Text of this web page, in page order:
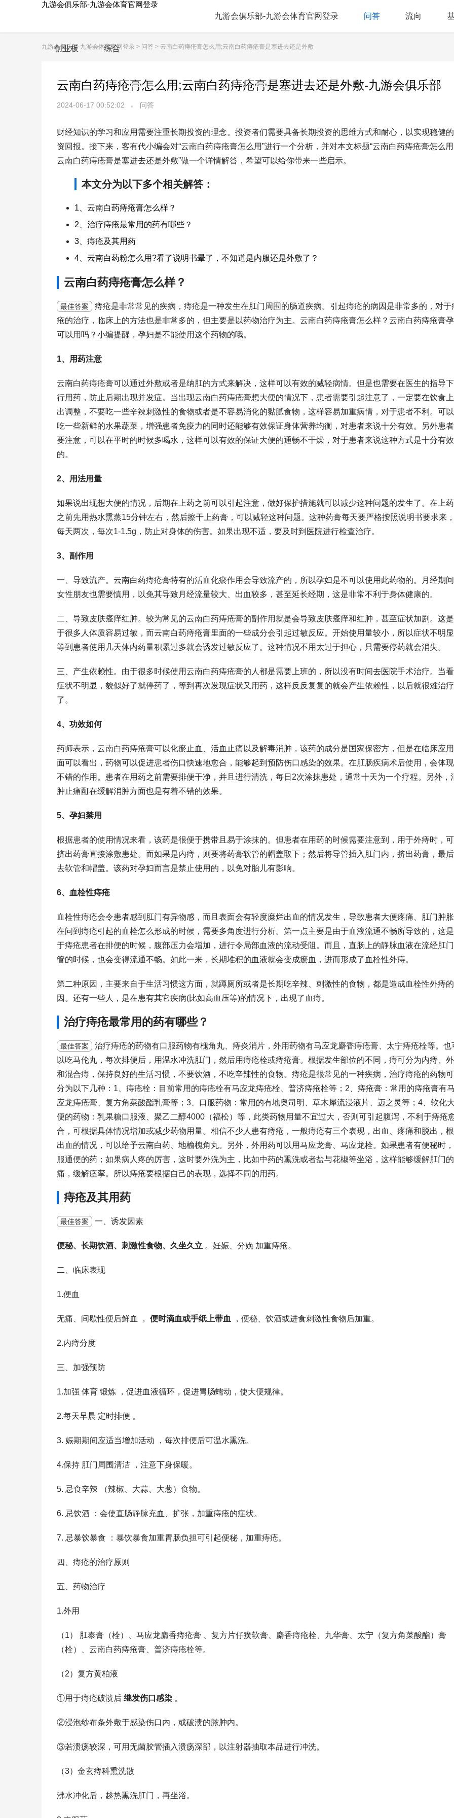
九游会俱乐部-九游会体育官网登录
九游会俱乐部-九游会体育官网登录
问答 流向
创业板 综合
九游会俱乐部-九游会体育官网登录 > 问答 > 云南白药痔疮膏怎么用;云南白药痔疮膏是塞进去还是外敷
云南白药痔疮膏怎么用;云南白药痔疮膏是塞进去还是外敷-九游会俱乐部
2024-06-17 00:52:02 问答
财经知识的学习和应用需要注重长期投资的理念。投资者们需要具备长期投资的思维方式和耐心，以实现稳健
资回报。接下来，客有代小编会对“云南白药痔疮膏怎么用”进行一个分析，并对本文标题“云南白药痔疮膏怎么
云南白药痔疮膏是塞进去还是外敷”做一个详情解答，希望可以给你带来一些启示。
本文分为以下多个相关解答：
1、云南白药痔疮膏怎么样？
2、治疗痔疮最常用的药有哪些？
3、痔疮及其用药
4、云南白药粉怎么用?看了说明书晕了，不知道是内服还是外敷了？
云南白药痔疮膏怎么样？
最佳答案
痔疮是非常常见的疾病，痔疮是一种发生在肛门周围的肠道疾病。引起痔疮的病因是非常多的，对于
疮的治疗，临床上的方法也是非常多的，但主要是以药物治疗为主。云南白药痔疮膏怎么样？云南白药痔疮膏
可以用吗？小编提醒，孕妇是不能使用这个药物的哦。
1、用药注意
云南白药痔疮膏可以通过外敷或者是纳肛的方式来解决，这样可以有效的减轻病情。但是也需要在医生的指导
行用药，防止后期出现并发症。当出现云南白药痔疮膏想大便的情况下，患者需要引起注意了，一定要在饮食
出调整，不要吃一些辛辣刺激性的食物或者是不容易消化的黏腻食物，这样容易加重病情，对于患者不利。可
吃一些新鲜的水果蔬菜，增强患者免疫力的同时还能够有效保证身体营养均衡，对患者来说十分有效。另外患
要注意，可以在平时的时候多喝水，这样可以有效的保证大便的通畅不干燥，对于患者来说这种方式是十分有效
的。
2、用法用量
如果说出现想大便的情况，后期在上药之前可以引起注意，做好保护措施就可以减少这种问题的发生了。在上
之前先用热水熏蒸15分钟左右，然后擦干上药膏，可以减轻这种问题。这种药膏每天要严格按照说明书要求来
每天两次，每次1-1.5g，防止对身体的伤害。如果出现不适，要及时到医院进行检查治疗。
3、副作用
一、导致流产。云南白药痔疮膏特有的活血化瘀作用会导致流产的，所以孕妇是不可以使用此药物的。月经期
女性朋友也需要慎用，以免其导致月经流量较大、出血较多，甚至延长经期，这是非常不利于身体健康的。
二、导致皮肤瘙痒红肿。较为常见的云南白药痔疮膏的副作用就是会导致皮肤瘙痒和红肿，甚至症状加剧。这
于很多人体质容易过敏，而云南白药痔疮膏里面的一些成分会引起过敏反应。开始使用量较小，所以症状不明
等到患者使用几天体内药量积累过多就会诱发过敏反应了。这种情况不用太过于担心，只需要停药就会消失。
三、产生依赖性。由于很多时候使用云南白药痔疮膏的人都是需要上班的，所以没有时间去医院手术治疗。当
症状不明显，貌似好了就停药了，等到再次发现症状又用药，这样反反复复的就会产生依赖性，以后就很难治疗
了。
4、功效如何
药师表示，云南白药痔疮膏可以化瘀止血、活血止痛以及解毒消肿，该药的成分是国家保密方，但是在临床应
面可以看出，药物可以促进患者伤口快速地愈合，能够起到预防伤口感染的效果。在肛肠疾病术后使用，会体
不错的作用。患者在用药之前需要排便干净，并且进行清洗，每日2次涂抹患处，通常十天为一个疗程。另外，
肿止痛酊在缓解消肿方面也是有着不错的效果。
5、孕妇禁用
根据患者的使用情况来看，该药是很便于携带且易于涂抹的。但患者在用药的时候需要注意到，用于外痔时，
挤出药膏直接涂敷患处。而如果是内痔，则要将药膏软管的帽盖取下；然后将导管插入肛门内，挤出药膏，最
去软管和帽盖。该药对孕妇而言是禁止使用的，以免对胎儿有影响。
6、血栓性痔疮
血栓性痔疮会令患者感到肛门有异物感，而且表面会有轻度糜烂出血的情况发生，导致患者大便疼痛、肛门肿
在问到痔疮引起的血栓怎么形成的时候，需要多角度进行分析。第一点主要是由于血液流通不畅所导致的，这
于痔疮患者在排便的时候，腹部压力会增加，进行令局部血液的流动受阻。而且，直肠上的静脉血液在流经肛
管的时候，也会变得流通不畅。如此一来，长期堆积的血液就会变成瘀血，进而形成了血栓性外痔。
第二种原因，主要来自于生活习惯这方面，就蹲厕所或者是长期吃辛辣、刺激性的食物，都是造成血栓性外痔
因。还有一些人，是在患有其它疾病(比如高血压等)的情况下，出现了血痔。
治疗痔疮最常用的药有哪些？
最佳答案
治疗痔疮的药物有口服药物有槐角丸、痔炎消片，外用药物有马应龙麝香痔疮膏、太宁痔疮栓等。也
以吃马伦丸，每次排便后，用温水冲洗肛门，然后用痔疮栓或痔疮膏。根据发生部位的不同，痔可分为内痔、
和混合痔，保持良好的生活习惯，不要饮酒，不吃辛辣性的食物。痔疮是很常见的一种疾病，治疗痔疮的药物
分为以下几种：1、痔疮栓：目前常用的痔疮栓有马应龙痔疮栓、普济痔疮栓等；2、痔疮膏：常用的痔疮膏有
应龙痔疮膏、复方角菜酸酯乳膏等；3、口服药物：常用的有地奥司明、草木犀流浸液片、迈之灵等；4、软化
便的药物：乳果糖口服液、聚乙二醇4000（福松）等，此类药物用量不宜过大，否则可引起腹泻，不利于痔疮
合，可根据具体情况增加或减少药物用量。相信不少人患有痔疮，一般痔疮有三个表现，出血、疼痛和脱出，
出血的情况，可以给予云南白药、地榆槐角丸。另外，外用药可以用马应龙膏、马应龙栓。如果患者有便秘时
服通便的药；如果病人疼的厉害，这时要外洗为主，比如中药的熏洗或者盐与花椒等坐浴，这样能够缓解肛门
痛，缓解痉挛。所以痔疮要根据自己的表现，选择不同的用药。
痔疮及其用药
最佳答案 一、诱发因素
便秘、长期饮酒、刺激性食物、久坐久立 。妊娠、分娩 加重痔疮。
二、临床表现
1.便血
无痛、间歇性便后鲜血 ， 便时滴血或手纸上带血 ，便秘、饮酒或进食刺激性食物后加重。
2.内痔分度
三、加强预防
1.加强 体育 锻炼 ，促进血液循环，促进胃肠蠕动，使大便规律。
2.每天早晨 定时排便 。
3. 娠期期间应适当增加活动 ，每次排便后可温水熏洗。
4.保持 肛门周围清洁 ，注意下身保暖。
5. 忌食辛辣 （辣椒、大蒜、大葱）食物。
6. 忌饮酒 ：会使直肠静脉充血、扩张，加重痔疮的症状。
7. 忌暴饮暴食 ：暴饮暴食加重胃肠负担可引起便秘，加重痔疮。
四、痔疮的治疗原则
五、药物治疗
1.外用
（1） 肛泰膏（栓）、马应龙麝香痔疮膏 、复方片仔癀软膏、麝香痔疮栓、九华膏、太宁（复方角菜酸酯）膏
（栓）、云南白药痔疮膏、普济痔疮栓等。
（2）复方黄柏液
①用于痔疮破溃后 继发伤口感染 。
②浸泡纱布条外敷于感染伤口内，或破溃的脓肿内。
③若溃疡较深，可用无菌胶管插入溃疡深部，以注射器抽取本品进行冲洗。
（3）金玄痔科熏洗散
沸水冲化后，趁热熏洗肛门，再坐浴。